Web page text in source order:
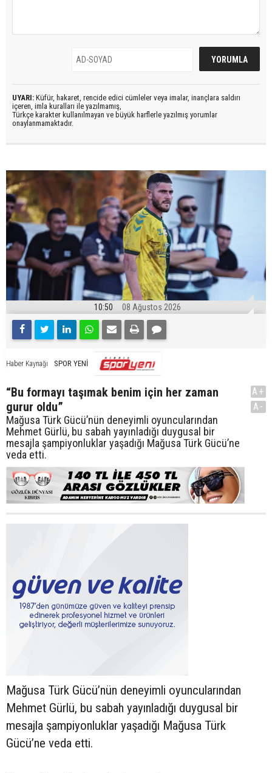
UYARI: Küfür, hakaret, rencide edici cümleler veya imalar, inançlara saldırı
içeren, imla kuralları ile yazılmamış,
Türkçe karakter kullanılmayan ve büyük harflerle yazılmış yorumlar
onaylanmamaktadır.
10:50 08 Ağustos 2026
Haber Kaynağı SPOR YENİ
“Bu formayı taşımak benim için her zaman
gurur oldu”
Mağusa Türk Gücü’nün deneyimli oyuncularından
Mehmet Gürlü, bu sabah yayınladığı duygusal bir
mesajla şampiyonluklar yaşadığı Mağusa Türk Gücü’ne
veda etti.
A+
A-
Mağusa Türk Gücü’nün deneyimli oyuncularından
Mehmet Gürlü, bu sabah yayınladığı duygusal bir
mesajla şampiyonluklar yaşadığı Mağusa Türk
Gücü’ne veda etti.